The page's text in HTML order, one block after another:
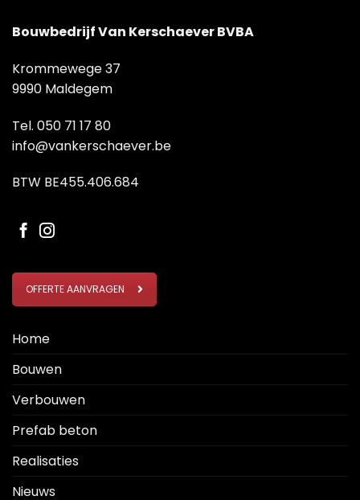
Bouwbedrijf Van Kerschaever BVBA
Krommewege 37
9990 Maldegem
Tel. 050 71 17 80
info@vankerschaever.be
BTW BE455.406.684
OFFERTE AANVRAGEN
Home
Bouwen
Verbouwen
Prefab beton
Realisaties
Nieuws